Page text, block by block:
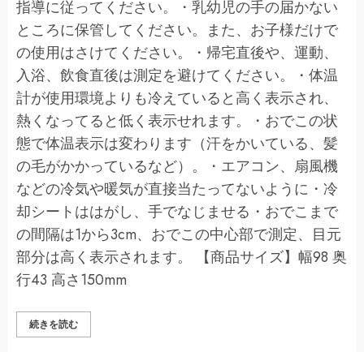
指導に従ってください。・乳幼児の手の届かない
ところに保管してください。また、お子様だけで
の使用はさけてください。・帰宅直後や、運動、
入浴、飲食直後は測定を避けてください。・体温
計が使用環境よりも冷えていると高く表示され、
熱くなってると低く表示せれます。・おでこの状
態で体温表示は変わります（汗をかいている、髪
の毛がかかっているなど）。・エアコン、扇風機
などの冷気や暖気が直接当たってないように・冷
却シートははがし、手でなじませる・おでこまで
の間隔は1から3cm、おでこの中心部で測定、目元
部分は高く表示されます。 【商品サイズ】幅98 奥
行43 高さ150mm
続きを読むA
＆